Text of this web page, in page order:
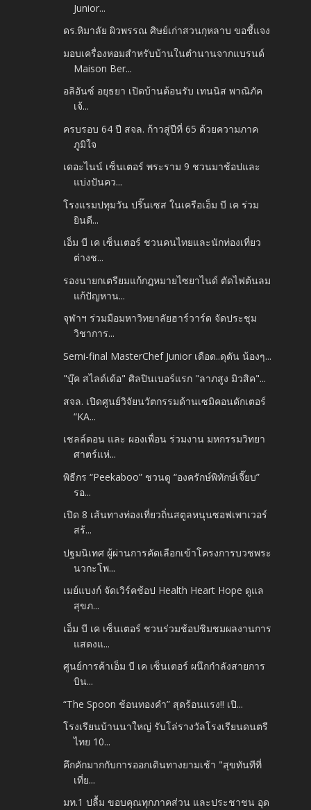
Junior...
ดร.หิมาลัย ผิวพรรณ ศิษย์เก่าสวนกุหลาบ ขอชี้แจง
มอบเครื่องหอมสำหรับบ้านในตำนานจากแบรนด์
Maison Ber...
อลิอันซ์ อยุธยา เปิดบ้านต้อนรับ เทนนิส พาณิภัค
เจ้...
ครบรอบ 64 ปี สจล. ก้าวสู่ปีที่ 65 ด้วยความภาค
ภูมิใจ
เดอะไนน์ เซ็นเตอร์ พระราม 9 ชวนมาช้อปและ
แบ่งปันคว...
โรงแรมปทุมวัน ปริ๊นเซส ในเครือเอ็ม บี เค ร่วม
ยินดี...
เอ็ม บี เค เซ็นเตอร์ ชวนคนไทยและนักท่องเที่ยว
ต่างช...
รองนายกเตรียมแก้กฎหมายไซยาไนด์ ตัดไฟต้นลม
แก้ปัญหาน...
จุฬาฯ ร่วมมือมหาวิทยาลัยฮาร์วาร์ด จัดประชุม
วิชาการ...
Semi-final MasterChef Junior เดือด..ดุดัน น้องๆ...
"บุ๊ค​ สไลด์เด้อ" ศิลปินเบอร์แรก​ "ลาภสูง​ มิวสิค"...
สจล. เปิดศูนย์วิจัยนวัตกรรมด้านเซมิคอนดักเตอร์
“KA...
เชลล์ดอน และ ผองเพื่อน ร่วมงาน มหกรรมวิทยา
ศาตร์แห่...
พิธีกร “Peekaboo” ชวนดู “องครักษ์พิทักษ์เจี๊ยบ”
รอ...
เปิด 8 เส้นทางท่องเที่ยวถิ่นสตูลหนุนซอฟเพาเวอร์
สร้...
ปฐมนิเทศ ผู้ผ่านการคัดเลือกเข้าโครงการบวชพระ
นวกะโพ...
เมย์แบงก์ จัดเวิร์คช้อป Health Heart Hope ดูแล
สุขภ...
เอ็ม บี เค เซ็นเตอร์ ชวนร่วมช้อปชิมชมผลงานการ
แสดงแ...
ศูนย์การค้าเอ็ม บี เค เซ็นเตอร์ ผนึกกำลังสายการ
บิน...
“The Spoon ช้อนทองคำ” สุดร้อนแรง!! เปิ...
โรงเรียนบ้านนาใหญ่ รับโล่รางวัลโรงเรียนดนตรี
ไทย 10...
คึกคักมากกับการออกเดินทางยามเช้า "สุขทันทีที่
เที่ย...
มท.1 ปลื้ม ขอบคุณทุกภาคส่วน และประชาชน อุด